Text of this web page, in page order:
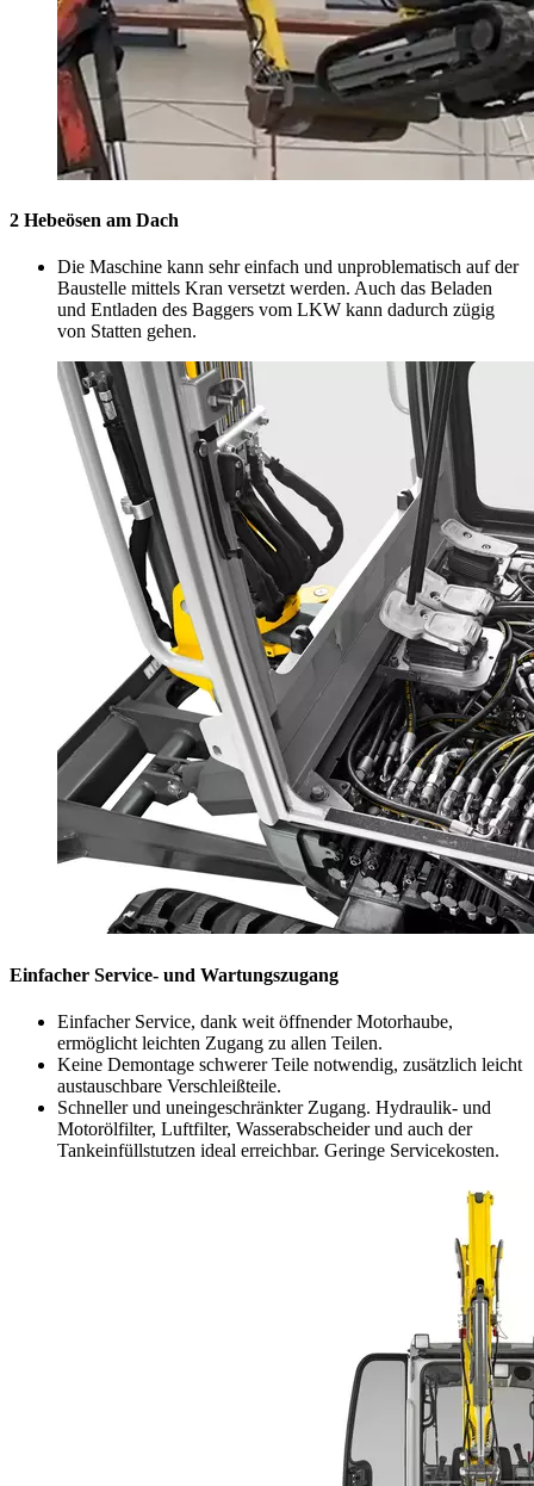
2 Hebeösen am Dach
Die Maschine kann sehr einfach und unproblematisch auf der
Baustelle mittels Kran versetzt werden. Auch das Beladen
und Entladen des Baggers vom LKW kann dadurch zügig
von Statten gehen.
Einfacher Service- und Wartungszugang
Einfacher Service, dank weit öffnender Motorhaube,
ermöglicht leichten Zugang zu allen Teilen.
Keine Demontage schwerer Teile notwendig, zusätzlich leicht
austauschbare Verschleißteile.
Schneller und uneingeschränkter Zugang. Hydraulik- und
Motorölfilter, Luftfilter, Wasserabscheider und auch der
Tankeinfüllstutzen ideal erreichbar. Geringe Servicekosten.